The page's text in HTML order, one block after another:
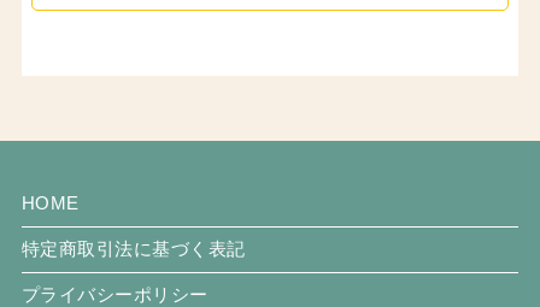
HOME
特定商取引法に基づく表記
プライバシーポリシー